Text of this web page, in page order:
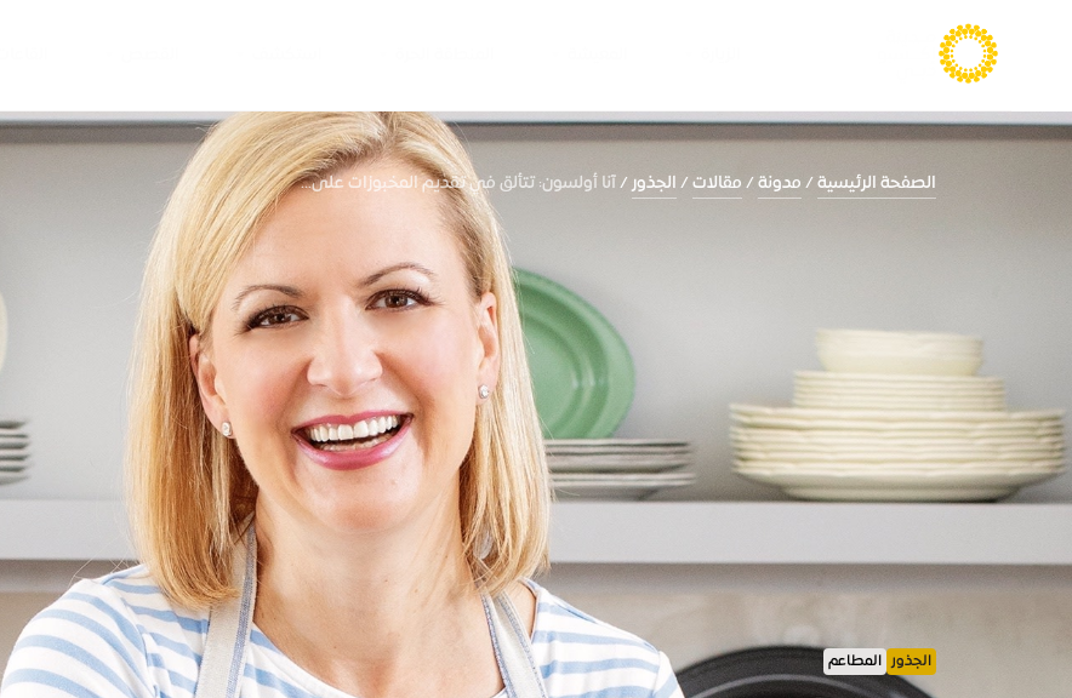
الصفحة الرئيسية مدونة مقالات الجذور آنا أولسون: تتألق في تقديم المخبوزات على...
الجذور المطاعم